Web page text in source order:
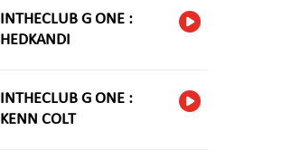
INTHECLUB G ONE :
HEDKANDI
INTHECLUB G ONE :
KENN COLT